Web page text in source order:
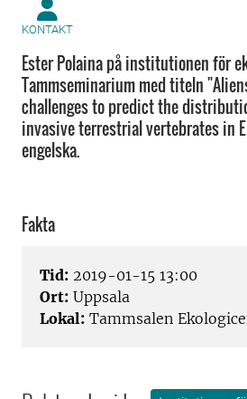
KONTAKT
Ester Polaina på institutionen för
Tammseminarium med titeln
challenges to predict the
invasive terrestrial vertebrates in
engelska.
Fakta
Tid: 2019-01-15 13:00
Ort: Uppsala
Lokal: Tammsalen